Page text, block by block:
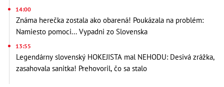
14:00
Známa herečka zostala ako obarená! Poukázala na problém:
Namiesto pomoci... Vypadni zo Slovenska
13:55
Legendárny slovenský HOKEJISTA mal NEHODU: Desivá zrážka,
zasahovala sanitka! Prehovoril, čo sa stalo